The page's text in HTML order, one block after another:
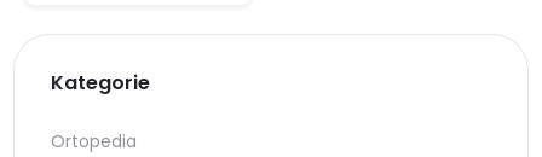
Kategorie
Ortopedia